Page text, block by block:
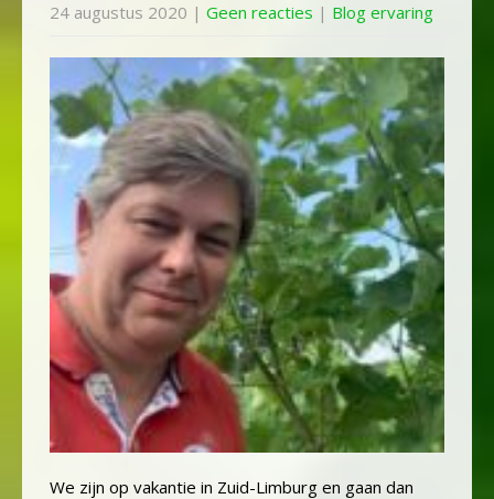
24 augustus 2020 | Geen reacties | Blog ervaring
We zijn op vakantie in Zuid-Limburg en gaan dan